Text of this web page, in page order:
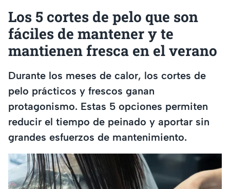
Los 5 cortes de pelo que son
fáciles de mantener y te
mantienen fresca en el verano
Durante los meses de calor, los cortes de
pelo prácticos y frescos ganan
protagonismo. Estas 5 opciones permiten
reducir el tiempo de peinado y aportar sin
grandes esfuerzos de mantenimiento.